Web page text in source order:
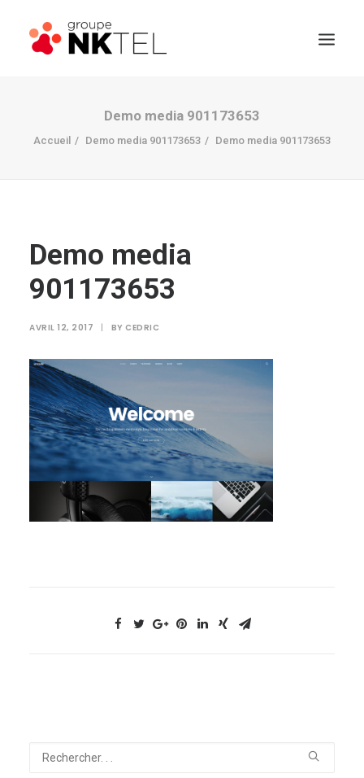
Demo media 901173653
Accueil Demo media 901173653 Demo media 901173653
Demo media
901173653
AVRIL 12, 2017 | BY CEDRIC